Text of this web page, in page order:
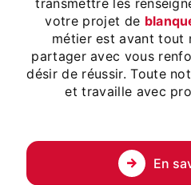
transmettre les
votre projet de
métier est avant tout
partager avec vous
désir de réussir. Toute
et travaille avec
En